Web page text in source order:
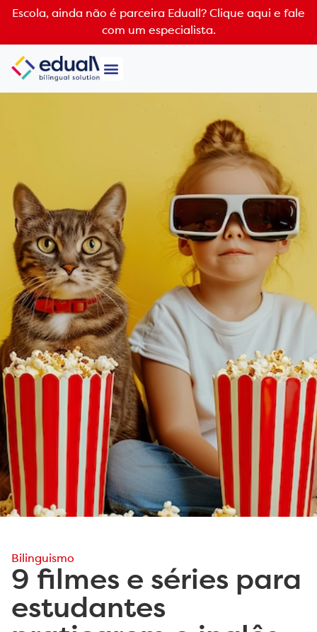
Escola, ainda não é parceira Eduall? Clique aqui e fale
com um especialista.
Bilinguismo
9 filmes e séries para
estudantes